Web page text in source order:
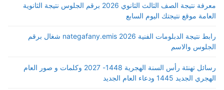
معرفة نتيجة الصف الثالث الثانوي 2026 برقم الجلوس نتيجة الثانوية
العامة موقع نتيجتك اليوم السابع
رابط نتيجة الدبلومات الفنية 2026 nategafany.emis شغال برقم
الجلوس والاسم
رسائل تهنئة رأس السنة الهجرية 1448- 2027 وكلمات و صور العام
الهجري الجديد 1445 ودعاء العام الجديد